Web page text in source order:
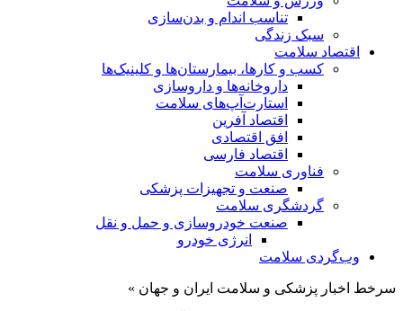
تناسب اندام و بدن‌سازی
سبک زندگی
اقتصاد سلامت
کسب و کارها، بیمارستان‌ها و کلینیک‌ها
داروخانه‌ها و داروسازی
استارت‌آپ‌های سلامت
اقتصاد آفرین
افق اقتصادی
اقتصاد فارسی
فناوری سلامت
صنعت و تجهیزات پزشکی
گردشگری سلامت
صنعت خودروسازی و حمل و نقل
انرژی خودرو
وب‌گردی سلامت
سرخط اخبار پزشکی و سلامت ایران و جهان »